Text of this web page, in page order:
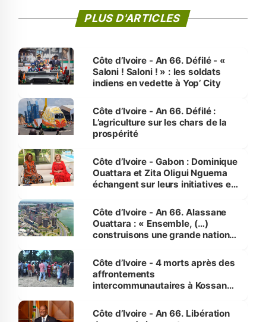
PLUS D'ARTICLES
Côte d’Ivoire - An 66. Défilé - «
Saloni ! Saloni ! » : les soldats
indiens en vedette à Yop’ City
Côte d’Ivoire - An 66. Défilé :
L’agriculture sur les chars de la
prospérité
Côte d’Ivoire - Gabon : Dominique
Ouattara et Zita Oligui Nguema
échangent sur leurs initiatives en
enfants
Côte d’Ivoire - An 66. Alassane
Ouattara : « Ensemble, (…)
construisons une grande nation
générations futures »
Côte d’Ivoire - 4 morts après des
affrontements
intercommunautaires à Kossandji
milieu des sinistrés
Côte d’Ivoire - An 66. Libération